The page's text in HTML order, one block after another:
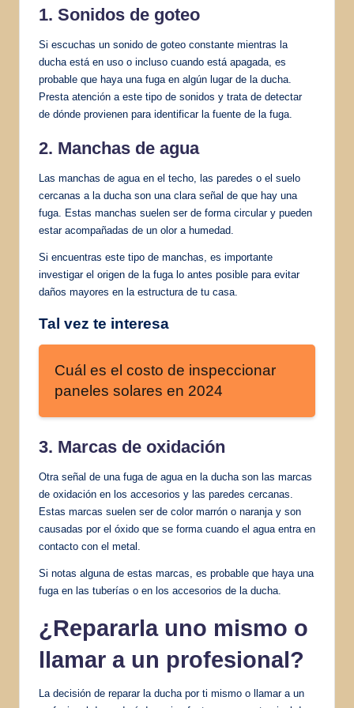
1. Sonidos de goteo
Si escuchas un sonido de goteo constante mientras la
ducha está en uso o incluso cuando está apagada, es
probable que haya una fuga en algún lugar de la ducha.
Presta atención a este tipo de sonidos y trata de detectar
de dónde provienen para identificar la fuente de la fuga.
2. Manchas de agua
Las manchas de agua en el techo, las paredes o el suelo
cercanas a la ducha son una clara señal de que hay una
fuga. Estas manchas suelen ser de forma circular y pueden
estar acompañadas de un olor a humedad.
Si encuentras este tipo de manchas, es importante
investigar el origen de la fuga lo antes posible para evitar
daños mayores en la estructura de tu casa.
Tal vez te interesa
Cuál es el costo de inspeccionar
paneles solares en 2024
3. Marcas de oxidación
Otra señal de una fuga de agua en la ducha son las marcas
de oxidación en los accesorios y las paredes cercanas.
Estas marcas suelen ser de color marrón o naranja y son
causadas por el óxido que se forma cuando el agua entra en
contacto con el metal.
Si notas alguna de estas marcas, es probable que haya una
fuga en las tuberías o en los accesorios de la ducha.
¿Repararla uno mismo o
llamar a un profesional?
La decisión de reparar la ducha por ti mismo o llamar a un